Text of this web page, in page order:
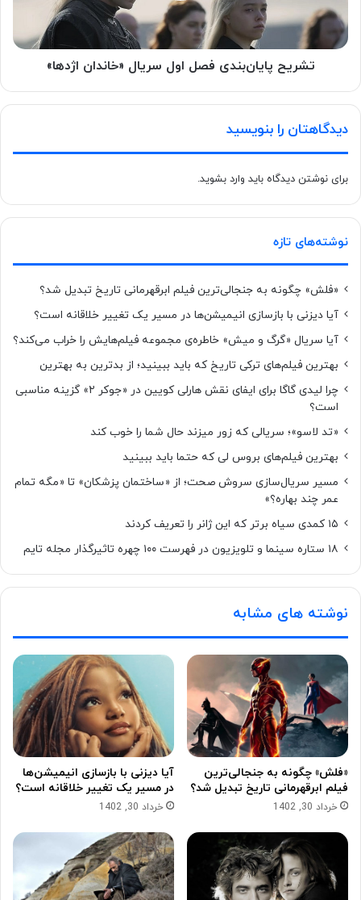
تشریح پایان‌بندی فصل اول سریال «خاندان‌ اژدها»
دیدگاهتان را بنویسید
برای نوشتن دیدگاه باید وارد بشوید.
نوشته‌های تازه
«فلش» چگونه به جنجالی‌ترین فیلم ابرقهرمانی تاریخ تبدیل شد؟
آیا دیزنی با بازسازی انیمیشن‌ها در مسیر یک تغییر خلاقانه است؟
آیا سریال «گرگ و میش» خاطره‌ی مجموعه‌ فیلم‌هایش را خراب می‌کند؟
بهترین فیلم‌های ترکی تاریخ که باید ببینید؛ از بدترین به بهترین
چرا لیدی گاگا برای ایفای نقش هارلی کویین در «جوکر ۲» گزینه مناسبی
است؟
«تد لاسو»؛ سریالی که زور میزند حال شما را خوب کند
بهترین فیلم‌های بروس لی که حتما باید ببینید
مسیر سریال‌سازی سروش صحت؛ از «ساختمان پزشکان» تا «مگه تمام
عمر چند بهاره؟»
۱۵ کمدی سیاه برتر که این ژانر را تعریف کردند
۱۸ ستاره‌ سینما و تلویزیون در فهرست ۱۰۰ چهره تاثیرگذار مجله تایم
نوشته های مشابه
«فلش» چگونه به جنجالی‌ترین
فیلم ابرقهرمانی تاریخ تبدیل شد؟
خرداد 30, 1402
آیا دیزنی با بازسازی انیمیشن‌ها
در مسیر یک تغییر خلاقانه است؟
خرداد 30, 1402